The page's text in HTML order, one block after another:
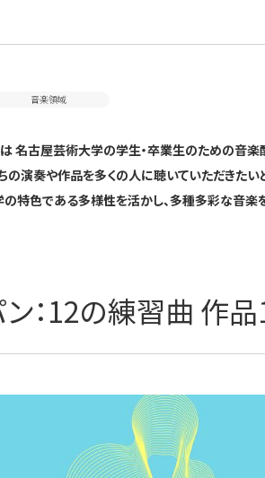
音楽領域
名古屋芸術大学の学生・卒業生のための音楽
の演奏や作品を多くの人に聴いていただきたい
特色である多様性を活かし、多種多彩な音楽を
ン：12の練習曲 作品